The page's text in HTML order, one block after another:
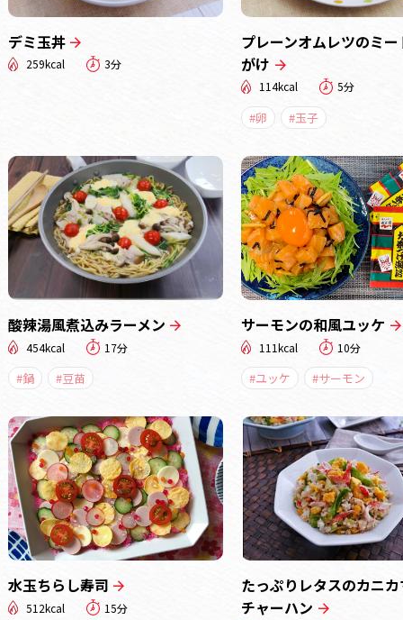
デミ玉丼
259kcal 3分
プレーンオムレツのミー
がけ
114kcal 5分
#卵 #玉子
酸辣湯風煮込みラーメン
454kcal 17分
#鍋 #豆苗
サーモンの和風ユッケ
111kcal 10分
#ユッケ #サーモン
水玉ちらし寿司
512kcal 15分
たっぷりレタスのカニカ
チャーハン